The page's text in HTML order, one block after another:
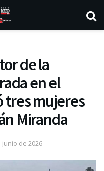
de la
en el
tres mujeres
Miranda
junio de 2026